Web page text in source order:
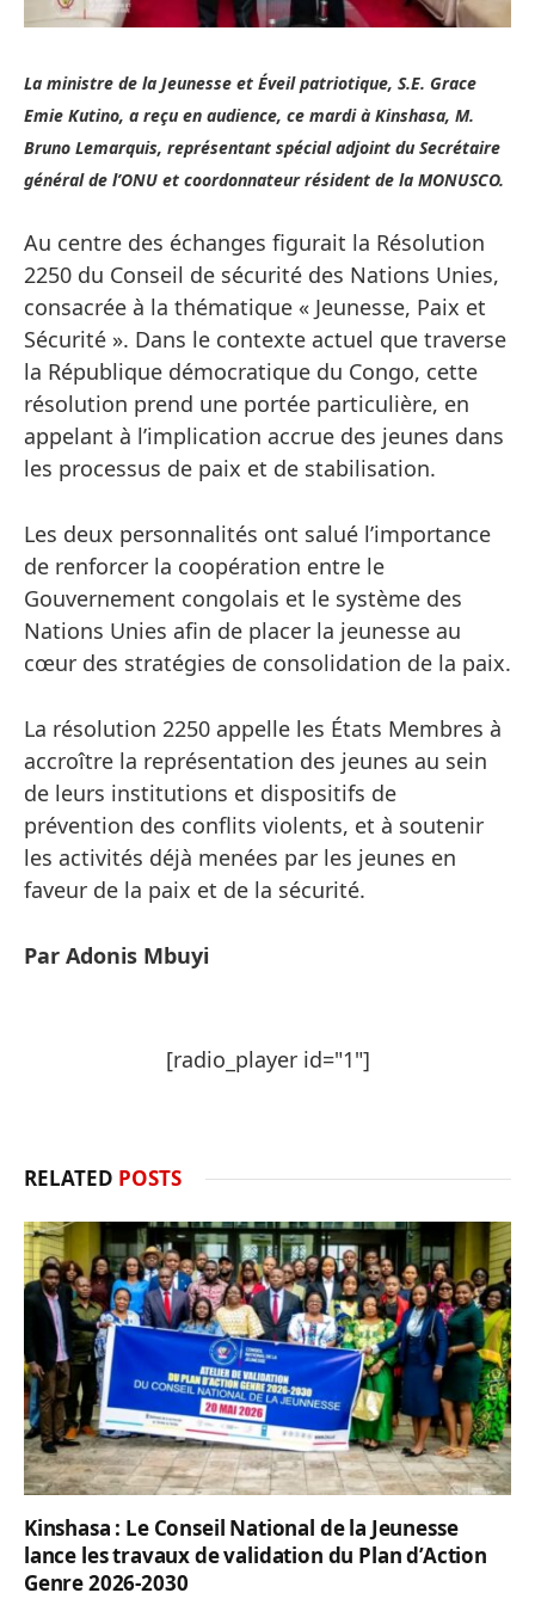
La ministre de la Jeunesse et Éveil patriotique, S.E. Grace
Emie Kutino, a reçu en audience, ce mardi à Kinshasa, M.
Bruno Lemarquis, représentant spécial adjoint du Secrétaire
général de l’ONU et coordonnateur résident de la MONUSCO.
Au centre des échanges figurait la Résolution
2250 du Conseil de sécurité des Nations Unies,
consacrée à la thématique « Jeunesse, Paix et
Sécurité ». Dans le contexte actuel que traverse
la République démocratique du Congo, cette
résolution prend une portée particulière, en
appelant à l’implication accrue des jeunes dans
les processus de paix et de stabilisation.
Les deux personnalités ont salué l’importance
de renforcer la coopération entre le
Gouvernement congolais et le système des
Nations Unies afin de placer la jeunesse au
cœur des stratégies de consolidation de la paix.
La résolution 2250 appelle les États Membres à
accroître la représentation des jeunes au sein
de leurs institutions et dispositifs de
prévention des conflits violents, et à soutenir
les activités déjà menées par les jeunes en
faveur de la paix et de la sécurité.
Par Adonis Mbuyi
[radio_player id="1"]
RELATED POSTS
Kinshasa : Le Conseil National de la Jeunesse
lance les travaux de validation du Plan d’Action
Genre 2026-2030